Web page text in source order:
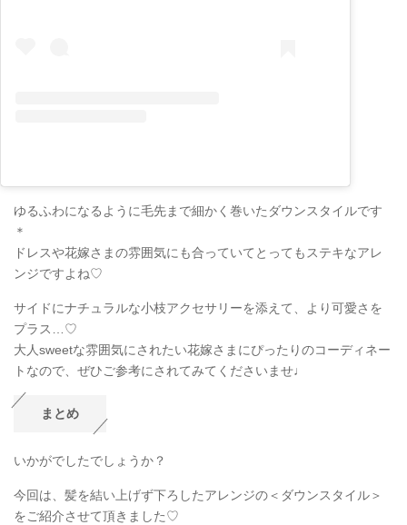
ゆるふわになるように毛先まで細かく巻いたダウンスタイルです
＊
ドレスや花嫁さまの雰囲気にも合っていてとってもステキなアレ
ンジですよね♡
サイドにナチュラルな小枝アクセサリーを添えて、より可愛さを
プラス…♡
大人sweetな雰囲気にされたい花嫁さまにぴったりのコーディネー
トなので、ぜひご参考にされてみてくださいませ♩
まとめ
いかがでしたでしょうか？
今回は、髪を結い上げず下ろしたアレンジの＜ダウンスタイル＞
をご紹介させて頂きました♡